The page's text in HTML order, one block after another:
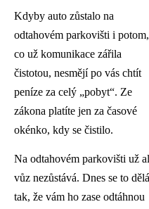
Kdyby auto zůstalo na
odtahovém parkovišti i potom,
co už komunikace zářila
čistotou, nesmějí po vás chtít
peníze za celý „pobyt“. Ze
zákona platíte jen za časové
okénko, kdy se čistilo.
Na odtahovém parkovišti už
vůz nezůstává. Dnes se to dělá
tak, že vám ho zase odtáhnou